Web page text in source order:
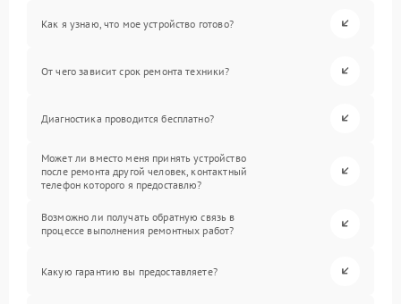
Как я узнаю, что мое устройство готово?
От чего зависит срок ремонта техники?
Диагностика проводится бесплатно?
Может ли вместо меня принять устройство
после ремонта другой человек, контактный
телефон которого я предоставлю?
Возможно ли получать обратную связь в
процессе выполнения ремонтных работ?
Какую гарантию вы предоставляете?